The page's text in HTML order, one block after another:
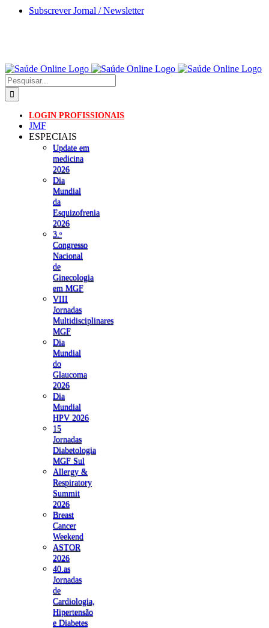
Skip
Subscrever Jornal / Newsletter
Pesquisar
LOGIN PROFISSIONAIS
JMF
ESPECIAIS
Update em
medicina
2026
Dia
Mundial
da
Esquizofrenia
2026
3.ᵒ
Congresso
Nacional
de
Ginecologia
em MGF
VIII
Jornadas
Multidisciplinares
MGF
Dia
Mundial
do
Glaucoma
2026
Dia
Mundial
HPV 2026
15
Jornadas
Diabetologia
MGF Sul
Allergy &
Respiratory
Summit
2026
Breast
Cancer
Weekend
ASTOR
2026
40.as
Jornadas
de
Cardiologia,
Hipertensão
e Diabetes